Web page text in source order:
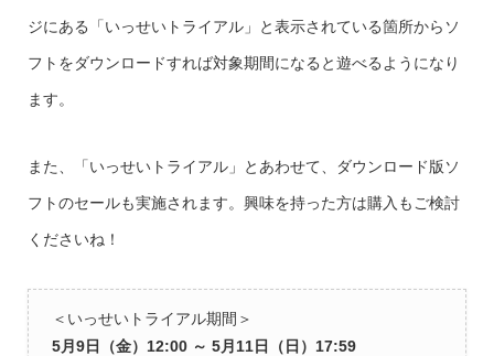
ジにある「いっせいトライアル」と表示されている箇所からソ
フトをダウンロードすれば対象期間になると遊べるようになり
ます。
また、「いっせいトライアル」とあわせて、ダウンロード版ソ
フトのセールも実施されます。興味を持った方は購入もご検討
くださいね！
＜いっせいトライアル期間＞
5月9日（金）12:00 ～ 5月11日（日）17:59